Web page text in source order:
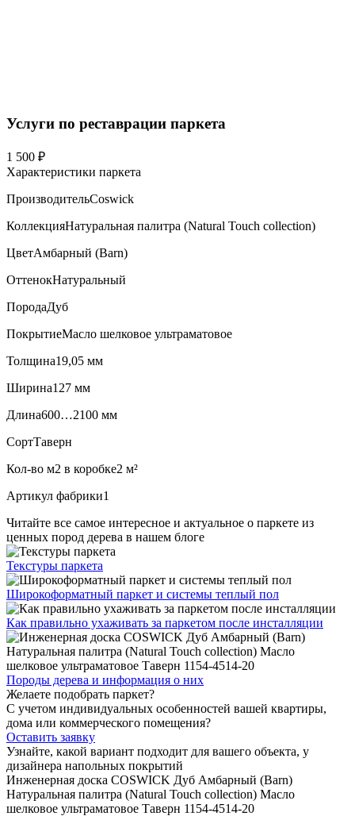
Услуги по реставрации паркета
1 500 ₽
Характеристики паркета
ПроизводительCoswick
КоллекцияНатуральная палитра (Natural Touch collection)
ЦветАмбарный (Barn)
ОттенокНатуральный
ПородаДуб
ПокрытиеМасло шелковое ультраматовое
Толщина19,05 мм
Ширина127 мм
Длина600…2100 мм
СортТаверн
Кол-во м2 в коробке2 м²
Артикул фабрики1
Читайте все самое интересное и актуальное о паркете из
ценных пород дерева в нашем блоге
Текстуры паркета
Широкоформатный паркет и системы теплый пол
Как правильно ухаживать за паркетом после инсталляции
Породы дерева и информация о них
Желаете подобрать паркет?
С учетом индивидуальных особенностей вашей квартиры,
дома или коммерческого помещения?
Оставить заявку
Узнайте, какой вариант подходит для вашего объекта, у
дизайнера напольных покрытий
Инженерная доска COSWICK Дуб Амбарный (Barn)
Натуральная палитра (Natural Touch collection) Масло
шелковое ультраматовое Таверн 1154-4514-20